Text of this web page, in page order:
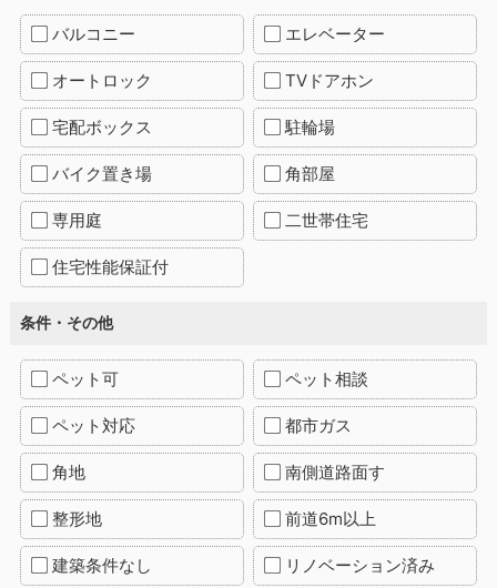
バルコニー エレベーター
オートロック TVドアホン
宅配ボックス 駐輪場
バイク置き場 角部屋
専用庭 二世帯住宅
住宅性能保証付
条件・その他
ペット可 ペット相談
ペット対応 都市ガス
角地 南側道路面す
整形地 前道6m以上
建築条件なし リノベーション済み